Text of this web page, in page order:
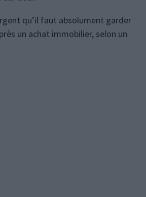
qu’il faut absolument garder
un achat immobilier, selon un